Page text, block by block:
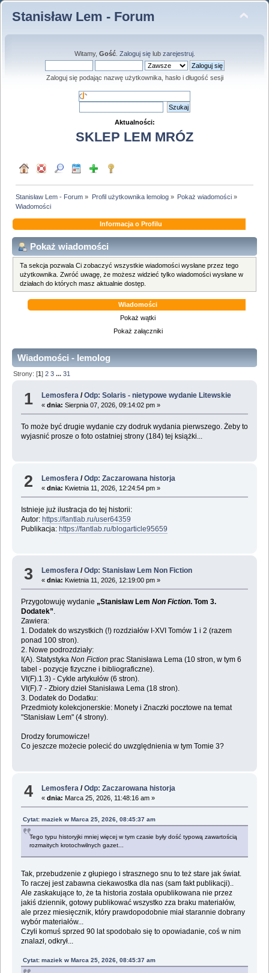
Stanisław Lem - Forum
Witamy, Gość. Zaloguj sięlub zarejestruj.
Zaloguj się podając nazwę użytkownika, hasło i długość sesji
Aktualności:
SKLEP LEM MRÓZ
Stanisław Lem - Forum » Profil użytkownika lemolog» Pokaż wiadomości»
Wiadomości
Informacja o Profilu
Pokaż wiadomości
Ta sekcja pozwala Ci zobaczyć wszystkie wiadomości wysłane przez tego
użytkownika. Zwróć uwagę, że możesz widzieć tylko wiadomości wysłane w
działach do których masz aktualnie dostęp.
Wiadomości
Pokaż wątki
Pokaż załączniki
Wiadomości - lemolog
Strony: [1]2 3 ...31
1 Lemosfera /Odp: Solaris - nietypowe wydanie Litewskie
«dnia: Sierpnia 07, 2026, 09:14:02 pm »
To może być drugie wydanie czy dodruk wydania pierwszego. Żeby to
wyjasnić prosze o foto ostatniej strony (184) tej książki...
2 Lemosfera /Odp: Zaczarowana historja
«dnia: Kwietnia 11, 2026, 12:24:54 pm »
Istnieje już ilustracja do tej historii:
Autor: https://fantlab.ru/user64359
Publikacja: https://fantlab.ru/blogarticle95659
3 Lemosfera /Odp: Stanisław Lem Non Fiction
«dnia: Kwietnia 11, 2026, 12:19:00 pm »
Przygotowuję wydanie „Stanisław Lem Non Fiction. Tom 3.
Dodatek”.
Zawiera:
1. Dodatek do wszystkich (!) rozdziałów I-XVI Tomów 1 i 2 (razem
ponad 100 stron).
2. Nowe podrozdziały:
I(A). Statystyka Non Fiction prac Stanisława Lema (10 stron, w tym 6
tabel - pozycje fizyczne i bibliograficzne).
VI(F).1.3) - Cykle artykułów (6 stron).
VI(F).7 - Zbiory dzieł Stanisława Lema (18 stron).
3. Dodatek do Dodatku:
Przedmioty kolekcjonerskie: Monety i Znaczki pocztowe na temat
"Stanisław Lem" (4 strony).
Drodzy forumowicze!
Co jeszcze możecie polecić do uwzględnienia w tym Tomie 3?
4 Lemosfera /Odp: Zaczarowana historja
«dnia: Marca 25, 2026, 11:48:16 am »
Cytat: maziek w Marca 25, 2026, 08:45:37 am
Tego typu historyjki mniej więcej w tym czasie były dość typową zawartością
rozmaitych krotochwilnych gazet...
Tak, przebudzenie z głupiego i strasznego snu to też stare jak świat.
To raczej jest zabawna ciekawostka dla nas (sam fakt publikacji)..
Ale zaskakujące to, że ta historia została opublikowana nie przez
jakiś dziennik, gotowy publikować wszystko zza braku materiałów,
ale przez miesięcznik, który prawdopodobnie miał starannie dobrany
wybór materiałów...
Czyli komuś sprzed 90 lat spodobało się to opowiadanie, coś w nim
znalazł, odkrył...
Cytat: maziek w Marca 25, 2026, 08:45:37 am